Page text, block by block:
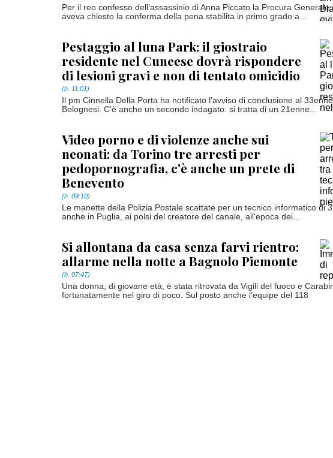
Per il reo confesso dell’assassinio di Anna Piccato la Procura Generale
aveva chiesto la conferma della pena stabilita in primo grado a...
Pestaggio al luna Park: il giostraio
residente nel Cuneese dovrà rispondere
di lesioni gravi e non di tentato omicidio
(h. 11:01)
Il pm Cinnella Della Porta ha notificato l'avviso di conclusione al
Bolognesi. C'è anche un secondo indagato: si tratta di un 21enne...
Video porno e di violenze anche sui
neonati: da Torino tre arresti per
pedopornografia, c'è anche un prete di
Benevento
(h. 09:10)
Le manette della Polizia Postale scattate per un tecnico informatico di
anche in Puglia, ai polsi del creatore del canale, all'epoca dei...
Si allontana da casa senza farvi rientro:
allarme nella notte a Bagnolo Piemonte
(h. 07:47)
Una donna, di giovane età, è stata ritrovata da Vigili del fuoco e
fortunatamente nel giro di poco. Sul posto anche l’equipe del 118